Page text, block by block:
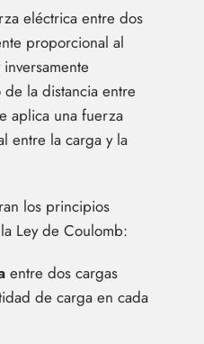
eléctrica entre dos
proporcional al
la distancia entre
aplica una fuerza
entre la carga y la
los principios
Ley de Coulomb:
entre dos cargas
de carga en cada